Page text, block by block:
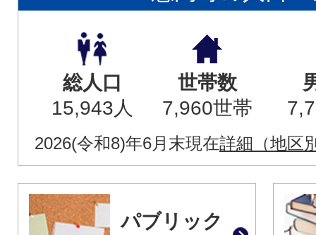
総人口
15,943人
世帯数
7,960世帯
2026(令和8)年6月末現在詳細（地区
パブリック